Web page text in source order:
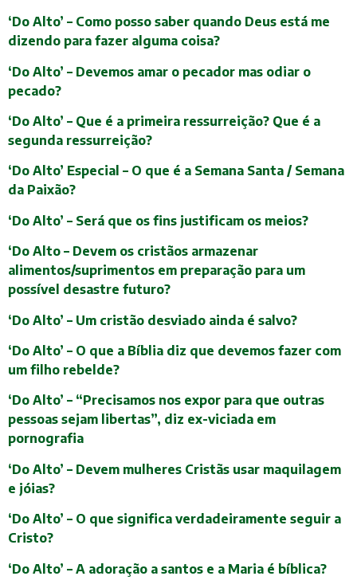
‘Do Alto’ – Como posso saber quando Deus está me
dizendo para fazer alguma coisa?
‘Do Alto’ – Devemos amar o pecador mas odiar o
pecado?
‘Do Alto’ – Que é a primeira ressurreição? Que é a
segunda ressurreição?
‘Do Alto’ Especial – O que é a Semana Santa / Semana
da Paixão?
‘Do Alto’ – Será que os fins justificam os meios?
‘Do Alto – Devem os cristãos armazenar
alimentos/suprimentos em preparação para um
possível desastre futuro?
‘Do Alto’ – Um cristão desviado ainda é salvo?
‘Do Alto’ – O que a Bíblia diz que devemos fazer com
um filho rebelde?
‘Do Alto’ – “Precisamos nos expor para que outras
pessoas sejam libertas”, diz ex-viciada em
pornografia
‘Do Alto’ – Devem mulheres Cristãs usar maquilagem
e jóias?
‘Do Alto’ – O que significa verdadeiramente seguir a
Cristo?
‘Do Alto’ – A adoração a santos e a Maria é bíblica?